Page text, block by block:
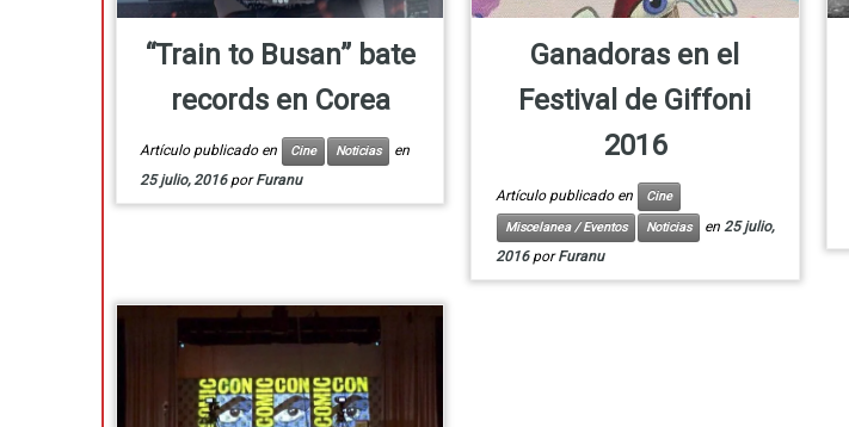
“Train to Busan” bate
records en Corea
Artículo publicado en Cine Noticias
en
25 julio, 2016 porFuranu
Ganadoras en el
Festival de Giffoni
2016
Artículo publicado en
Cine
Miscelanea / Eventos
Noticias en 25 julio,
2016 porFuranu